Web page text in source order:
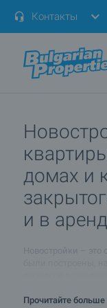
Контакты
домах и
и в
Новостройки –
недвижимости
Прочитайте больше